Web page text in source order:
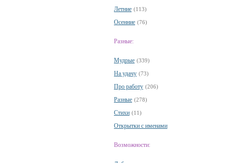
Летние (113)
Осенние (76)
Разные:
Мудрые (339)
На удачу (73)
Про работу (206)
Разные (278)
Стихи (11)
Открытки с именами
Возможности: